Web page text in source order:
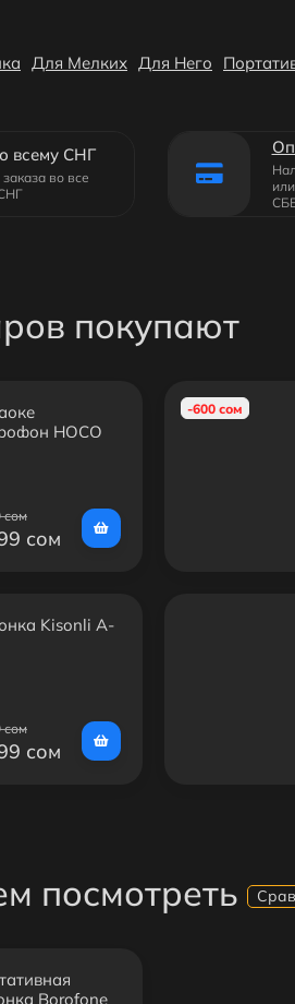
Для Мелких Для Него
всему СНГ
во все
покупают
HOCO
сом
сом
Kisonli A-
сом
сом
-600 сом
посмотреть
Borofone